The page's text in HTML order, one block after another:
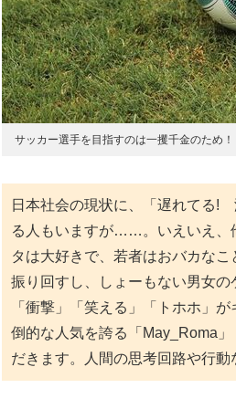
サッカー選手を目指すのは一攫千金のため
日本社会の現状に、「遅れてる!
る人もいますが……。いえいえ、
タは大好きで、若者はおバカな
振り回すし、しょーもない男女
「衝撃」「笑える」「トホホ」
倒的な人気を誇る「May_Roma
だきます。人間の思考回路や行